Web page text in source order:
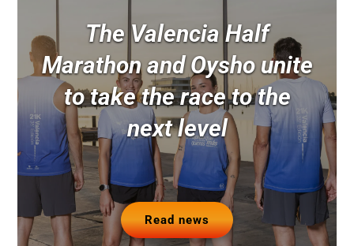
The Valencia Half
Marathon and Oysho unite
to take the race to the
next level
Read news